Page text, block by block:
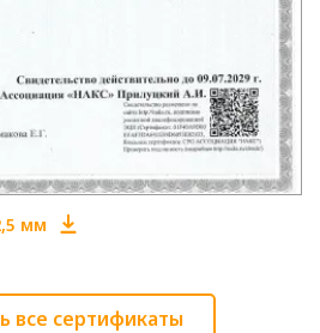
мм
все сертификаты